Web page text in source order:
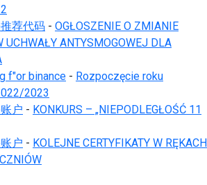
荐代码 - OGŁOSZENIE O ZMIANIE
UCHWAŁY ANTYSMOGOWEJ DLA
f"or binance - Rozpoczęcie roku
2023
户 - KONKURS – „NIEPODLEGŁOŚĆ 11
户 - KOLEJNE CERTYFIKATY W RĘKACH